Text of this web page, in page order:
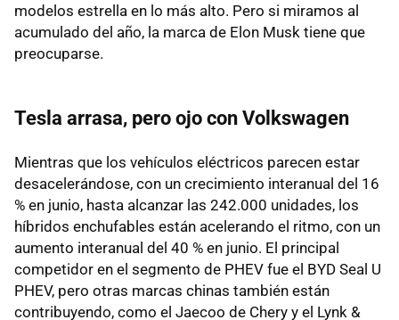
modelos estrella en lo más alto. Pero si miramos al
acumulado del año, la marca de Elon Musk tiene que
preocuparse.
Tesla arrasa, pero ojo con Volkswagen
Mientras que los vehículos eléctricos parecen estar
desacelerándose, con un crecimiento interanual del 16
% en junio, hasta alcanzar las 242.000 unidades, los
híbridos enchufables están acelerando el ritmo, con un
aumento interanual del 40 % en junio. El principal
competidor en el segmento de PHEV fue el BYD Seal U
PHEV, pero otras marcas chinas también están
contribuyendo, como el Jaecoo de Chery y el Lynk &